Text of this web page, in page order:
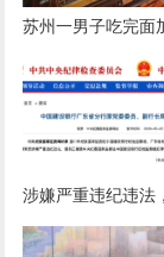
苏州一男子吃完面
被店主曝光，店主
曝光的本意是希望
涉嫌严重违纪违法